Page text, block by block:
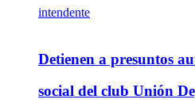
Detienen a presuntos
social del club Unión